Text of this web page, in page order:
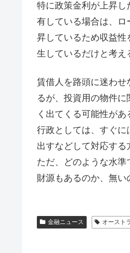
特に政策金利が上昇
有している場合は、
昇しているため収益
生しているだけと考え
賃借人を路頭に迷わせ
るが、投資用の物件
く出てくる可能性があ
行政としては、すぐ
出すなどして対応する
ただ、どのような水準
財源もあるのか、無
金融ニュース オースト